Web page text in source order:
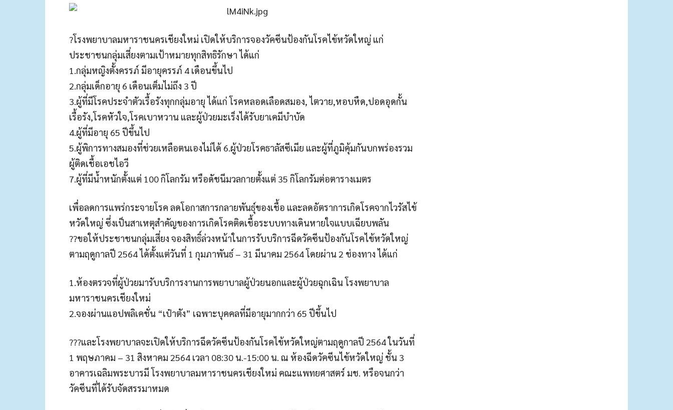
?โรงพยาบาลมหาราชนครเชียงใหม่ เปิดให้บริการจองวัคซีนป้องกันโรคไข้หวัดใหญ่ แก่
ประชาชนกลุ่มเสี่ยงตามเป้าหมายทุกสิทธิรักษา ได้แก่
1.กลุ่มหญิงตั้งครรภ์ มีอายุครรภ์ 4 เดือนขึ้นไป
2.กลุ่มเด็กอายุ 6 เดือนเต็มไม่ถึง 3 ปี
3.ผู้ที่มีโรคประจำตัวเรื้อรังทุกกลุ่มอายุ ได้แก่ โรคหลอดเลือดสมอง, ไตวาย,หอบหืด,ปอดอุดกั้น
เรื้อรัง,โรคหัวใจ,โรคเบาหวาน และผู้ป่วยมะเร็งได้รับยาเคมีบำบัด
4.ผู้ที่มีอายุ 65 ปีขึ้นไป
5.ผู้พิการทางสมองที่ช่วยเหลือตนเองไม่ได้ 6.ผู้ป่วยโรคธาลัสซีเมีย และผู้ที่ภูมิคุ้มกันบกพร่องรวม
ผู้ติดเชื้อเอชไอวี
7.ผู้ที่มีน้ำหนักตั้งแต่ 100 กิโลกรัม หรือดัชนีมวลกายตั้งแต่ 35 กิโลกรัมต่อตารางเมตร
เพื่อลดการแพร่กระจายโรค ลดโอกาสการกลายพันธุ์ของเชื้อ และลดอัตราการเกิดโรคจากไวรัสไข้
หวัดใหญ่ ซึ่งเป็นสาเหตุสำคัญของการเกิดโรคติดเชื้อระบบทางเดินหายใจแบบเฉียบพลัน
??ขอให้ประชาชนกลุ่มเสี่ยง จองสิทธิ์ล่วงหน้าในการรับบริการฉีดวัคซีนป้องกันโรคไข้หวัดใหญ่
ตามฤดูกาลปี 2564 ได้ตั้งแต่วันที่ 1 กุมภาพันธ์ – 31 มีนาคม 2564 โดยผ่าน 2 ช่องทาง ได้แก่
1.ห้องตรวจที่ผู้ป่วยมารับบริการงานการพยาบาลผู้ป่วยนอกและผู้ป่วยฉุกเฉิน โรงพยาบาล
มหาราชนครเชียงใหม่
2.จองผ่านแอปพลิเคชั่น “เป๋าตัง” เฉพาะบุคคลที่มีอายุมากกว่า 65 ปีขึ้นไป
???และโรงพยาบาลจะเปิดให้บริการฉีดวัคซีนป้องกันโรคไข้หวัดใหญ่ตามฤดูกาลปี 2564 ในวันที่
1 พฤษภาคม – 31 สิงหาคม 2564 เวลา 08:30 น.-15:00 น. ณ ห้องฉีดวัคซีนไข้หวัดใหญ่ ชั้น 3
อาคารเฉลิมพระบารมี โรงพยาบาลมหาราชนครเชียงใหม่ คณะแพทยศาสตร์ มช. หรือจนกว่า
วัคซีนที่ได้รับจัดสรรมาหมด